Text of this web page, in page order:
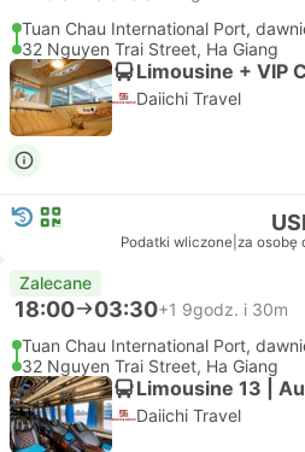
Tuan Chau International Port,
32 Nguyen Trai Street, Ha Giang
Limousine + VIP
Daiichi Travel
Podatki wliczone za osobę
Zalecane
18:00 03:30+1 9godz. i 30m
Tuan Chau International Port,
32 Nguyen Trai Street, Ha Giang
Limousine 13 |
Daiichi Travel